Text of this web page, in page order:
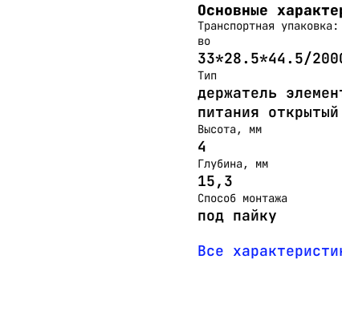
Основные
Транспортная
во
33*28.5*44.5/
Тип
держатель
питания открытый
Высота, мм
4
Глубина, мм
15,3
Способ монтажа
под пайку
Все